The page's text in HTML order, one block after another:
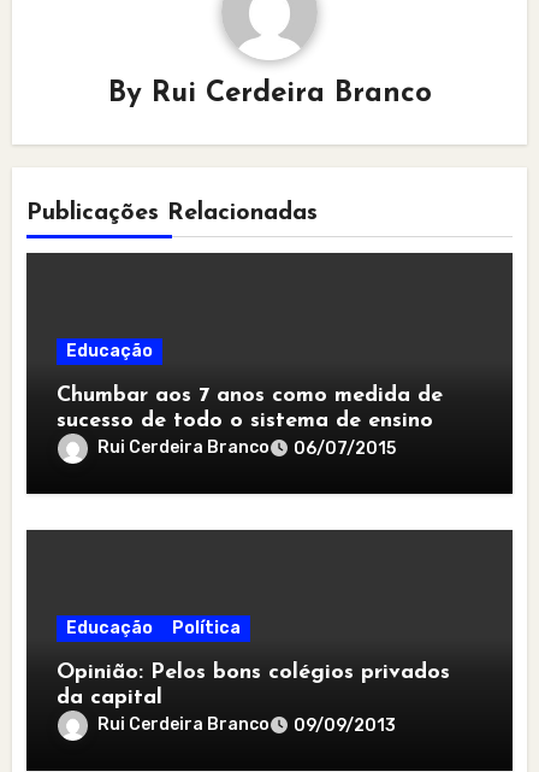
By Rui Cerdeira Branco
Publicações Relacionadas
Educação
Chumbar aos 7 anos como medida de
sucesso de todo o sistema de ensino
Rui Cerdeira Branco 06/07/2015
Educação Política
Opinião: Pelos bons colégios privados
da capital
Rui Cerdeira Branco 09/09/2013